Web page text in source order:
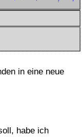
in eine neue
habe ich